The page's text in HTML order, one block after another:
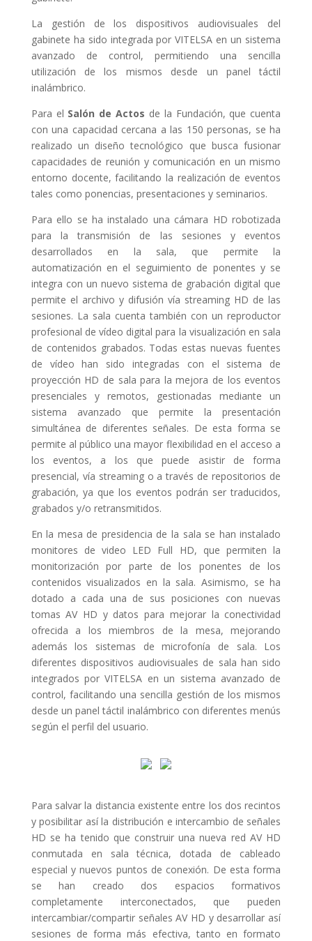
La gestión de los dispositivos audiovisuales del
gabinete ha sido integrada por VITELSA en un sistema
avanzado de control, permitiendo una sencilla
utilización de los mismos desde un panel táctil
inalámbrico.
Para el Salón de Actos de la Fundación, que cuenta
con una capacidad cercana a las 150 personas, se ha
realizado un diseño tecnológico que busca fusionar
capacidades de reunión y comunicación en un mismo
entorno docente, facilitando la realización de eventos
tales como ponencias, presentaciones y seminarios.
Para ello se ha instalado una cámara HD robotizada
para la transmisión de las sesiones y eventos
desarrollados en la sala, que permite la
automatización en el seguimiento de ponentes y se
integra con un nuevo sistema de grabación digital que
permite el archivo y difusión vía streaming HD de las
sesiones. La sala cuenta también con un reproductor
profesional de vídeo digital para la visualización en sala
de contenidos grabados. Todas estas nuevas fuentes
de vídeo han sido integradas con el sistema de
proyección HD de sala para la mejora de los eventos
presenciales y remotos, gestionadas mediante un
sistema avanzado que permite la presentación
simultánea de diferentes señales. De esta forma se
permite al público una mayor flexibilidad en el acceso a
los eventos, a los que puede asistir de forma
presencial, vía streaming o a través de repositorios de
grabación, ya que los eventos podrán ser traducidos,
grabados y/o retransmitidos.
En la mesa de presidencia de la sala se han instalado
monitores de video LED Full HD, que permiten la
monitorización por parte de los ponentes de los
contenidos visualizados en la sala. Asimismo, se ha
dotado a cada una de sus posiciones con nuevas
tomas AV HD y datos para mejorar la conectividad
ofrecida a los miembros de la mesa, mejorando
además los sistemas de microfonía de sala. Los
diferentes dispositivos audiovisuales de sala han sido
integrados por VITELSA en un sistema avanzado de
control, facilitando una sencilla gestión de los mismos
desde un panel táctil inalámbrico con diferentes menús
según el perfil del usuario.
Para salvar la distancia existente entre los dos recintos
y posibilitar así la distribución e intercambio de señales
HD se ha tenido que construir una nueva red AV HD
conmutada en sala técnica, dotada de cableado
especial y nuevos puntos de conexión. De esta forma
se han creado dos espacios formativos
completamente interconectados, que pueden
intercambiar/compartir señales AV HD y desarrollar así
sesiones de forma más efectiva, tanto en formato